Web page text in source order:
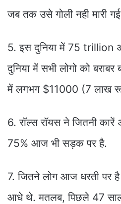
जब तक उसे गोली नही मारी
5. इस दुनिया में 75 trillion
दुनिया में सभी लोगो को
में लगभग $11000 (7 लाख
6. राॅल्स राॅयस ने जितनी
75% आज भी सड़क पर है.
7. जितने लोग आज धरती पर
आधे थे. मतलब, पिछले 47 साल